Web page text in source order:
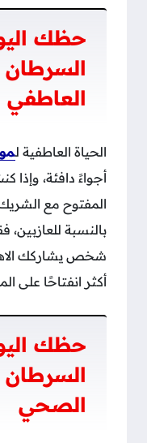
حظك
العاطفي
الحياة العاطفية ل
أجواءً دافئة، وإذا
المفتوح مع الشريك
بالنسبة للعازبين،
شخص يشاركك
أكثر انفتاحًا على
حظك
الصحي